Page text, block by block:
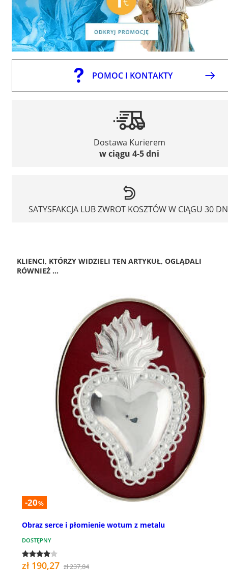
POMOC I KONTAKTY
Dostawa Kurierem
w ciągu 4-5 dni
SATYSFAKCJA LUB ZWROT KOSZTÓW W CIĄGU 30
KLIENCI, KTÓRZY WIDZIELI TEN ARTYKUŁ, OGLĄDALI
RÓWNIEŻ ...
-20%
Obraz serce i płomienie wotum z metalu
DOSTĘPNY
zł 190,27 zł 237,84